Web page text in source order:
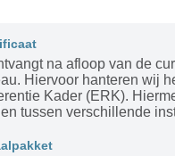
na afloop van de
Hiervoor hanteren wij
Kader (ERK).
tussen verschillende